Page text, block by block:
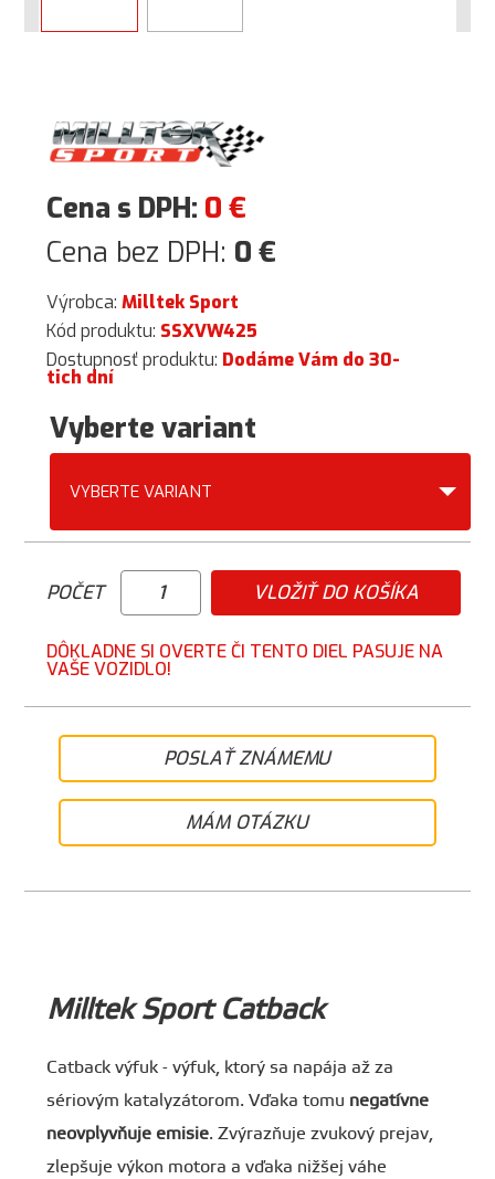
Cena s DPH: 0€
Cena bez DPH: 0€
Výrobca:Milltek Sport
Kód produktu: SSXVW425
Dostupnosť produktu: Dodáme Vám do 30-
tich dní
Vyberte variant
VYBERTE VARIANT
POČET VLOŽIŤ DO KOŠÍKA
DÔKLADNE SI OVERTE ČI TENTO DIEL PASUJE NA
VAŠE VOZIDLO!
POSLAŤ ZNÁMEMU
MÁM OTÁZKU
Milltek Sport Catback
Catback výfuk - výfuk, ktorý sa napája až za
sériovým katalyzátorom. Vďaka tomu negatívne
neovplyvňuje emisie. Zvýrazňuje zvukový prejav,
zlepšuje výkon motora a vďaka nižšej váhe